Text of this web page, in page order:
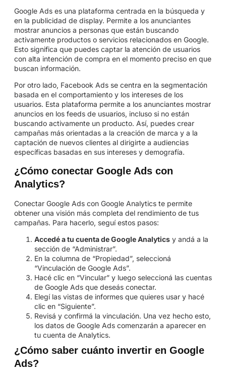
Google Ads es una plataforma centrada en la búsqueda y
en la publicidad de display. Permite a los anunciantes
mostrar anuncios a personas que están buscando
activamente productos o servicios relacionados en Google.
Esto significa que puedes captar la atención de usuarios
con alta intención de compra en el momento preciso en que
buscan información.
Por otro lado, Facebook Ads se centra en la segmentación
basada en el comportamiento y los intereses de los
usuarios. Esta plataforma permite a los anunciantes mostrar
anuncios en los feeds de usuarios, incluso si no están
buscando activamente un producto. Así, puedes crear
campañas más orientadas a la creación de marca y a la
captación de nuevos clientes al dirigirte a audiencias
específicas basadas en sus intereses y demografía.
¿Cómo conectar Google Ads con
Analytics?
Conectar Google Ads con Google Analytics te permite
obtener una visión más completa del rendimiento de tus
campañas. Para hacerlo, seguí estos pasos:
Accedé a tu cuenta de Google Analytics y andá a la
sección de “Administrar”.
En la columna de “Propiedad”, seleccioná
“Vinculación de Google Ads”.
Hacé clic en “Vincular” y luego seleccioná las cuentas
de Google Ads que deseás conectar.
Elegí las vistas de informes que quieres usar y hacé
clic en “Siguiente”.
Revisá y confirmá la vinculación. Una vez hecho esto,
los datos de Google Ads comenzarán a aparecer en
tu cuenta de Analytics.
¿Cómo saber cuánto invertir en Google
Ads?